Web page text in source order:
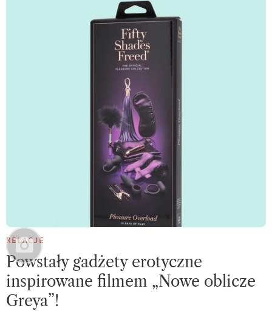
RELACJE
Powstały gadżety erotyczne
inspirowane filmem „Nowe oblicze
Greya”!